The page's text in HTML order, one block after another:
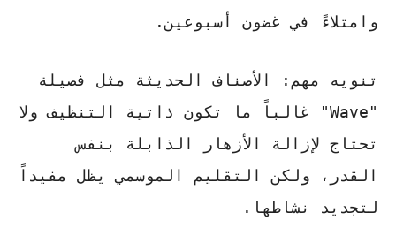
وامتلاءً في غضون أسبوعين.
تنويه مهم: الأصناف الحديثة مثل فصيلة
"Wave" غالباً ما تكون ذاتية التنظيف ولا
تحتاج لإزالة الأزهار الذابلة بنفس
القدر، ولكن التقليم الموسمي يظل مفيداً
لتجديد نشاطها.